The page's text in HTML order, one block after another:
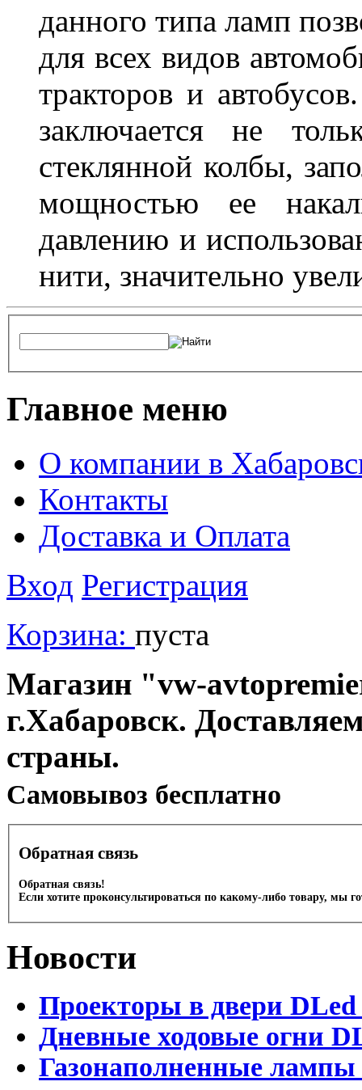
данного типа ламп
для всех видов
тракторов и
заключается не
стеклянной колбы,
мощностью ее
давлению и
нити, значительно
Главное меню
О компании в
Контакты
Доставка и Оплата
Вход Регистрация
Корзина: пуста
Магазин "vw-
г.Хабаровск.
страны.
Cамовывоз бесплатно
Обратная связь
Обратная связь!
Если хотите проконсультироваться по какому-либо товару, мы
Новости
Проекторы в двери DLed
Дневные ходовые огни
Газонаполненные